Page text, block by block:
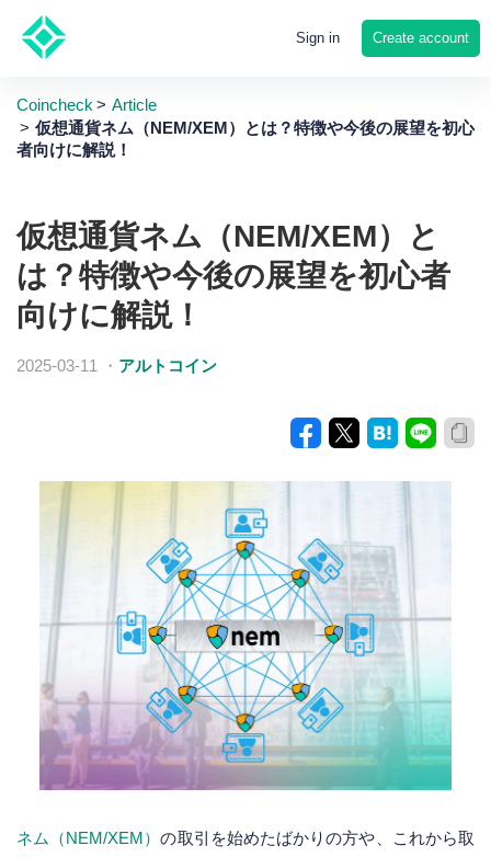
Sign in Create account
Coincheck
Article
仮想通貨ネム（NEM/XEM）とは？特徴や今後の展望を初心
者向けに解説！
仮想通貨ネム（NEM/XEM）と
は？特徴や今後の展望を初心者
向けに解説！
2025-03-11 ・ アルトコイン
ネム（NEM/XEM）の取引を始めたばかりの方や、これから取